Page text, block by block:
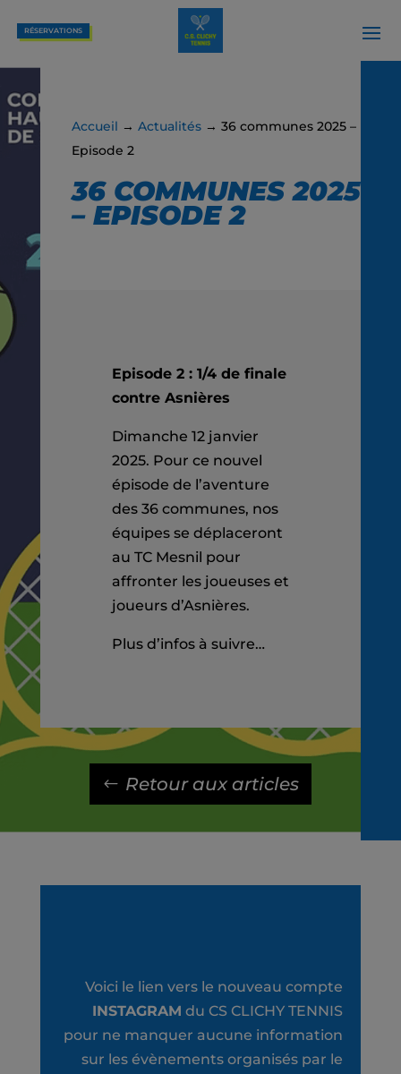
RÉSERVATIONS
Accueil → Actualités→ 36 communes 2025 –
Episode 2
36 COMMUNES 2025
– EPISODE 2
Episode 2 : 1/4 de finale
contre Asnières
Dimanche 12 janvier
2025. Pour ce nouvel
épisode de l’aventure
des 36 communes, nos
équipes se déplaceront
au TC Mesnil pour
affronter les joueuses et
joueurs d’Asnières.
Plus d’infos à suivre…
Retour aux articles
Voici le lien vers le nouveau compte
INSTAGRAM du CS CLICHY TENNIS
pour ne manquer aucune information
sur les évènements organisés par le